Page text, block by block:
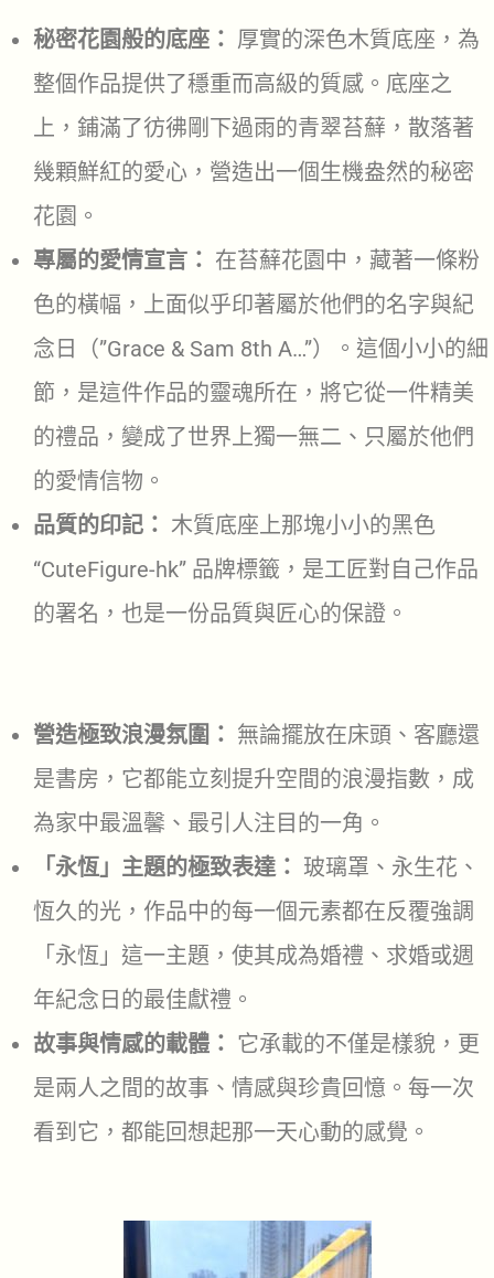
秘密花園般的底座： 厚實的深色木質底座，為
整個作品提供了穩重而高級的質感。底座之
上，鋪滿了彷彿剛下過雨的青翠苔蘚，散落著
幾顆鮮紅的愛心，營造出一個生機盎然的秘密
花園。
專屬的愛情宣言： 在苔蘚花園中，藏著一條粉
色的橫幅，上面似乎印著屬於他們的名字與紀
念日（”Grace & Sam 8th A…”）。這個小小的細
節，是這件作品的靈魂所在，將它從一件精美
的禮品，變成了世界上獨一無二、只屬於他們
的愛情信物。
品質的印記： 木質底座上那塊小小的黑色
“CuteFigure-hk” 品牌標籤，是工匠對自己作品
的署名，也是一份品質與匠心的保證。
營造極致浪漫氛圍： 無論擺放在床頭、客廳還
是書房，它都能立刻提升空間的浪漫指數，成
為家中最溫馨、最引人注目的一角。
「永恆」主題的極致表達： 玻璃罩、永生花、
恆久的光，作品中的每一個元素都在反覆強調
「永恆」這一主題，使其成為婚禮、求婚或週
年紀念日的最佳獻禮。
故事與情感的載體： 它承載的不僅是樣貌，更
是兩人之間的故事、情感與珍貴回憶。每一次
看到它，都能回想起那一天心動的感覺。